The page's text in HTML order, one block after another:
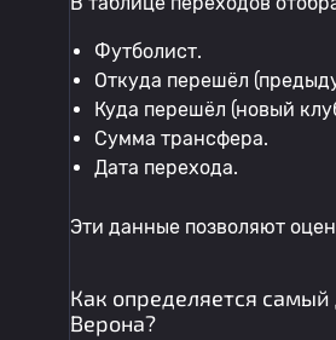
Футболист.
Откуда перешёл
Куда перешёл (новый
Сумма трансфера.
Дата перехода.
Эти данные позволяют
Как определяется
Верона?